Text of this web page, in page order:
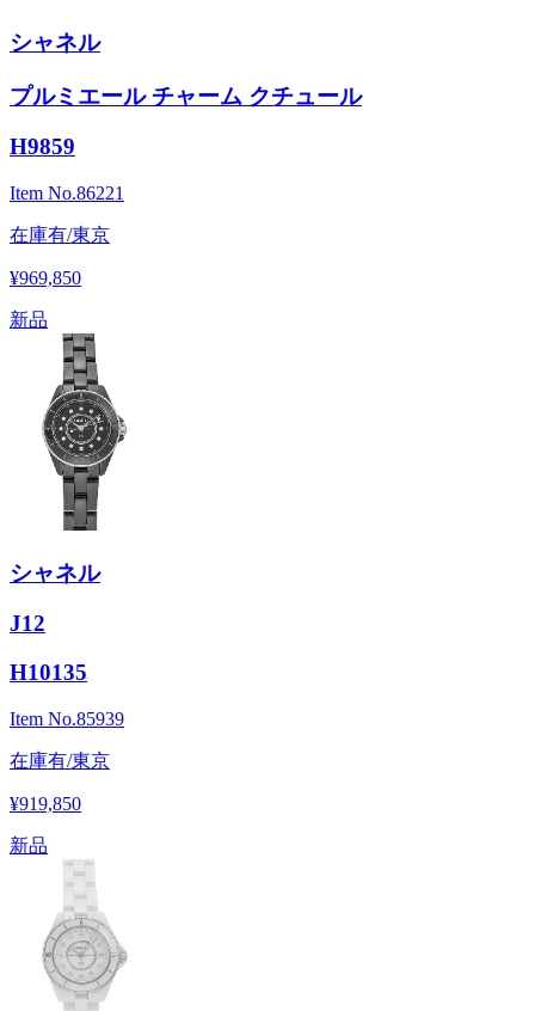
シャネル
プルミエール チャーム クチュール
H9859
Item No.86221
在庫有/東京
¥969,850
新品
シャネル
J12
H10135
Item No.85939
在庫有/東京
¥919,850
新品